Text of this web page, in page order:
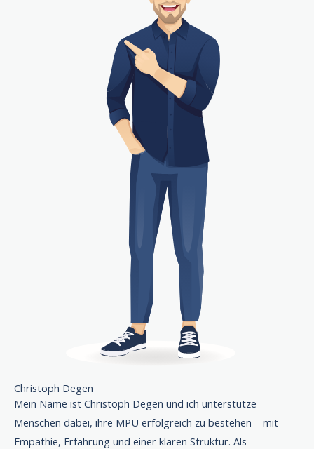
Christoph Degen
Mein Name ist Christoph Degen und ich unterstütze
Menschen dabei, ihre MPU erfolgreich zu bestehen – mit
Empathie, Erfahrung und einer klaren Struktur. Als